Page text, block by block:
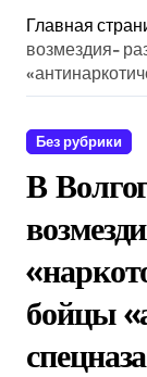
Главная
возмездия-
Без рубрики
В
бойцы